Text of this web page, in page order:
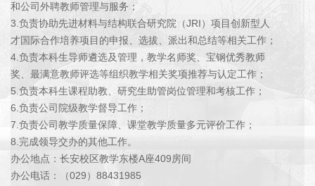
和公司外聘教师管理与服务；
3.负责协助先进材料与结构联合研究院（JRI）项目创新型人
才国际合作培养项目的申报、选拔、派出和总结等相关工作；
4.负责本科生导师遴选及管理，教学名师奖、宝钢优秀教师
奖、最满意教师评选等组织教学相关奖项推荐与认定工作；
5.负责本科生课程助教、研究生助管岗位管理和考核工作；
6.负责公司院级教学督导工作；
7.负责公司教学质量保障、课堂教学质量多元评价工作；
8.完成领导交办的其他工作。
办公地点：长安校区教学东楼A座409房间
办公电话：（029）88431985